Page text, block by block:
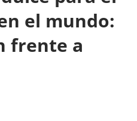
el mundo:
frente a